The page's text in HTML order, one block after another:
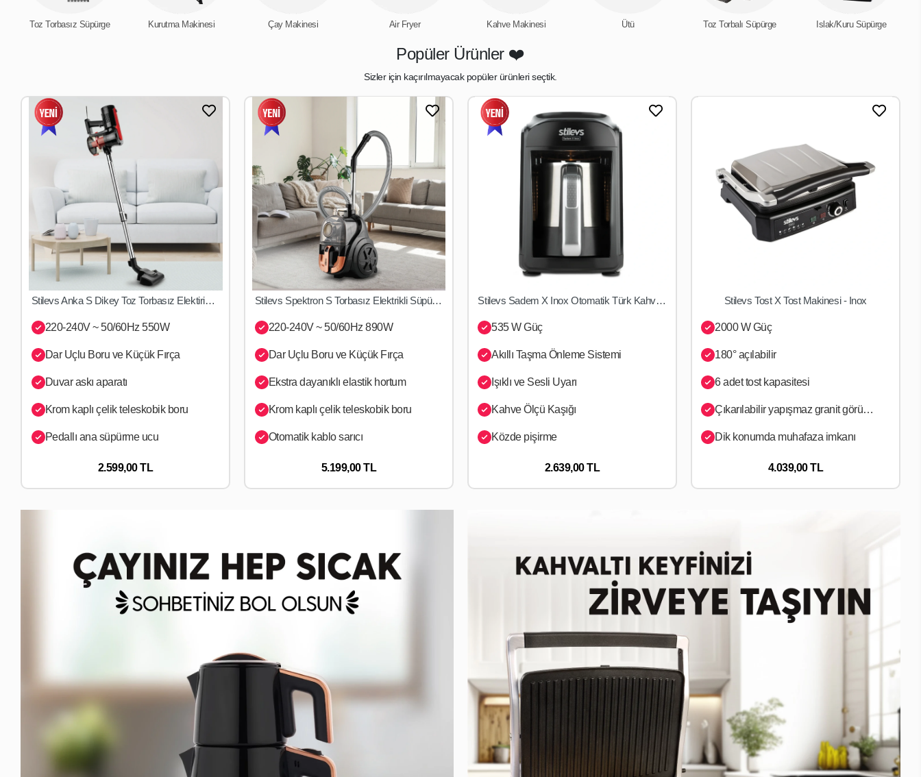
Toz Torbasız Süpürge Kurutma Makinesi Çay Makinesi Air Fryer Kahve Makinesi Ütü Toz Torbalı Süpürge Islak/Kuru Süpürge
Popüler Ürünler ❤️
Sizler için kaçırılmayacak popüler ürünleri seçtik.
Yakında Stoklarımızda
Yakında Stoklarımızda
Stilevs Anka S Dikey Toz Torbasız Elektirikli Süpürge Kırmızı&Siyah
220-240V ~ 50/60Hz 550W
Dar Uçlu Boru ve Küçük Fırça
Duvar askı aparatı
Krom kaplı çelik teleskobik boru
Pedallı ana süpürme ucu
2.599,00 TL
Yakında Stoklarımızda
Stilevs Spektron S Torbasız Elektrikli Süpürge - Siyah-Bakır
220-240V ~ 50/60Hz 890W
Dar Uçlu Boru ve Küçük Fırça
Ekstra dayanıklı elastik hortum
Krom kaplı çelik teleskobik boru
Otomatik kablo sarıcı
5.199,00 TL
Stilevs Sadem X Inox Otomatik Türk Kahve Makinası Siyah - Gümüş
535 W Güç
Akıllı Taşma Önleme Sistemi
Işıklı ve Sesli Uyarı
Kahve Ölçü Kaşığı
Közde pişirme
2.639,00 TL
Stilevs Tost X Tost Makinesi - Inox
2000 W Güç
180° açılabilir
6 adet tost kapasitesi
Çıkarılabilir yapışmaz granit görünümlü PTFE plakalar
Dik konumda muhafaza imkanı
4.039,00 TL